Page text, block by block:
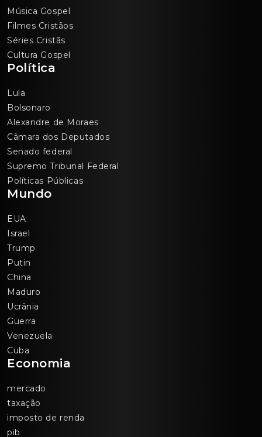
Música Gospel
Filmes Cristãos
Séries Cristãs
Cultura Gospel
Política
Lula
Bolsonaro
Alexandre de Moraes
Câmara dos Deputados
Senado federal
Supremo Tribunal Federal
Políticas Públicas
Mundo
EUA
Israel
Trump
Putin
China
Maduro
Ucrânia
Guerra
Venezuela
Cuba
Economia
mercado
taxação
imposto de renda
pib